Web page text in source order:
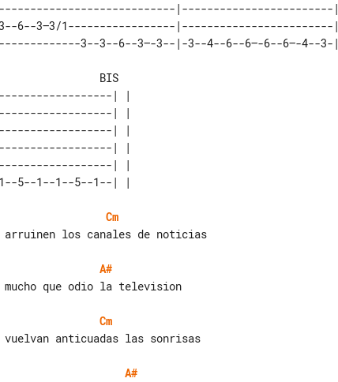
3--3--6--3—-3--|-3--4--6--6—-6--6—-4--3-|
| |
| |
| |
| |
| |
Cm
arruinen los canales de noticias
A#
mucho que odio la television
Cm
vuelvan anticuadas las sonrisas
A#